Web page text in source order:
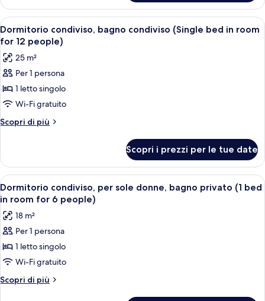
Economy,
bagno
condiviso
Apri
tutte
le
foto
per
Dormitorio
condiviso,
bagno
bed
in
room
for
12
people)
Una stanza con letti a castello
7
Dormitorio condiviso, bagno condiviso (Single bed in room
for 12 people)
25 m²
Per 1 persona
1 letto singolo
Wi-Fi gratuito
Scopri di più
Altri
condiviso,
bagno
condiviso
(Single
in
room
12
people)
Scopri i prezzi per le tue date
Apri
tutte
le
foto
per
Dormitorio
condiviso,
per
Una stanza con un letto a castello,
6
Dormitorio condiviso, per sole donne, bagno privato (1 bed
in room for 6 people)
18 m²
Per 1 persona
1 letto singolo
Wi-Fi gratuito
Scopri di più
Altri